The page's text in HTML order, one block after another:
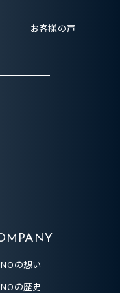
お客様の声
の想い
の歴史